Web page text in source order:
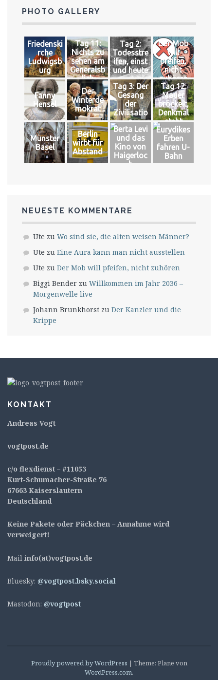
PHOTO GALLERY
Friedenski
rche
Ludwigsb
urg
Tag 11:
Nichts zu
sehen am
Generalsb
lick
Tag 2:
Todesstre
ifen, einst
und heute
Der Mob
will
pfeifen,
nicht
zuhören
Fanny
Hensel
Der
Winterde
mokrat
Tag 3: Der
Gesang
der
Zivilisatio
n
Tag 12:
Mauer
bröckelt,
Denkmal
steht
Münster
Basel
Berlin
wirbt für
Abstand
Berta Levi
und das
Kino von
Haigerloc
h
Eurydikes
Erben
fahren U-
Bahn
NEUESTE KOMMENTARE
Ute zu Wo sind sie, die alten weisen Männer?
Ute zu Eine Aura kann man nicht ausstellen
Ute zu Der Mob will pfeifen, nicht zuhören
Biggi Bender zu Willkommen im Jahr 2036 –
Morgenwelle live
Johann Brunkhorst zu Der Kanzler und die
Krippe
KONTAKT
Andreas Vogt
vogtpost.de
c/o flexdienst – #11053
Kurt-Schumacher-Straße 76
67663 Kaiserslautern
Deutschland
Keine Pakete oder Päckchen – Annahme wird
verweigert!
Mail info(at)vogtpost.de
Bluesky: @vogtpost.bsky.social
Mastodon: @vogtpost
Proudly powered by WordPress | Theme: Plane von
WordPress.com.